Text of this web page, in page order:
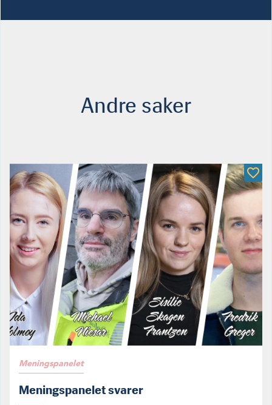
Andre saker
Meningspanelet
Meningspanelet svarer